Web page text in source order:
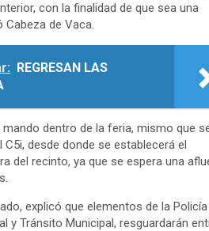
con la finalidad de que sea una
Cabeza de Vaca.
REGRESAN LAS
dentro de la feria, mismo que
desde donde se establecerá el
del recinto, ya que se espera una
explicó que elementos de la Policía
y Tránsito Municipal, resguardarán